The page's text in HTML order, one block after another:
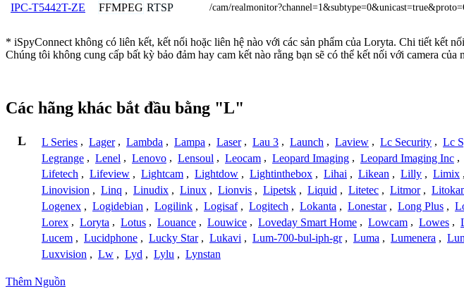
IPC-T5442T-ZE FFMPEG RTSP /cam/
* iSpyConnect không có liên kết, kết nối hoặc liên hệ nào với các sản phẩm của Loryta. Chi tiết kết
Chúng tôi không cung cấp bất kỳ bảo đảm hay cam kết nào rằng bạn sẽ có thể kết nối với camera của
Các hãng khác bắt đầu bằng "L"
L L Series , Lager , Lambda , Lampa , Laser , Lau 3 , Launch , Laview , Lc Security , Lc
Legrange , Lenel , Lenovo , Lensoul , Leocam , Leopard Imaging , Leopard Imaging Inc ,
Lifetech , Lifeview , Lightcam , Lightdow , Lightinthebox , Lihai , Likean , Lilly , Limix ,
Linovision , Linq , Linudix , Linux , Lionvis , Lipetsk , Liquid , Litetec , Litmor ,
Logenex , Logidebian , Logilink , Logisaf , Logitech , Lokanta , Lonestar , Long Plus ,
Lorex , Loryta , Lotus , Louance , Louwice , Loveday Smart Home , Lowcam , Lowes ,
Lucem , Lucidphone , Lucky Star , Lukavi , Lum-700-bul-iph-gr , Luma , Lumenera ,
Luxvision , Lw , Lyd , Lylu , Lynstan
Thêm Nguồn